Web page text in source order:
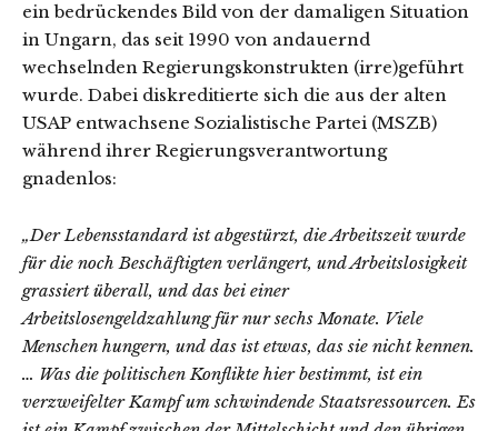
ein bedrückendes Bild von der damaligen Situation
in Ungarn, das seit 1990 von andauernd
wechselnden Regierungskonstrukten (irre)geführt
wurde. Dabei diskreditierte sich die aus der alten
USAP entwachsene Sozialistische Partei (MSZB)
während ihrer Regierungsverantwortung
gnadenlos:
„Der Lebensstandard ist abgestürzt, die Arbeitszeit wurde
für die noch Beschäftigten verlängert, und Arbeitslosigkeit
grassiert überall, und das bei einer
Arbeitslosengeldzahlung für nur sechs Monate. Viele
Menschen hungern, und das ist etwas, das sie nicht kennen.
… Was die politischen Konflikte hier bestimmt, ist ein
verzweifelter Kampf um schwindende Staatsressourcen. Es